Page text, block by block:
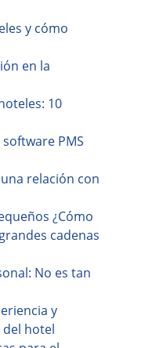
y cómo
en la
10
PMS
relación con
¿Cómo
cadenas
No es tan
y
del hotel